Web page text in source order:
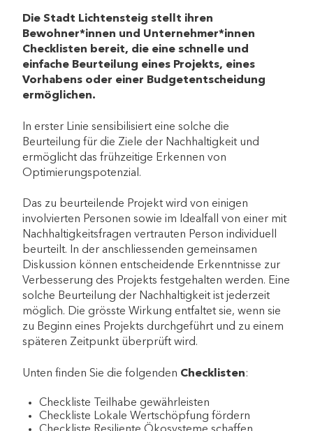
Die Stadt Lichtensteig stellt ihren
Bewohner*innen und Unternehmer*innen
Checklisten bereit, die eine schnelle und
einfache Beurteilung eines Projekts, eines
Vorhabens oder einer Budgetentscheidung
ermöglichen.
In erster Linie sensibilisiert eine solche die
Beurteilung für die Ziele der Nachhaltigkeit und
ermöglicht das frühzeitige Erkennen von
Optimierungspotenzial.
Das zu beurteilende Projekt wird von einigen
involvierten Personen sowie im Idealfall von einer mit
Nachhaltigkeitsfragen vertrauten Person individuell
beurteilt. In der anschliessenden gemeinsamen
Diskussion können entscheidende Erkenntnisse zur
Verbesserung des Projekts festgehalten werden. Eine
solche Beurteilung der Nachhaltigkeit ist jederzeit
möglich. Die grösste Wirkung entfaltet sie, wenn sie
zu Beginn eines Projekts durchgeführt und zu einem
späteren Zeitpunkt überprüft wird.
Unten finden Sie die folgenden Checklisten:
Checkliste Teilhabe gewährleisten
Checkliste Lokale Wertschöpfung fördern